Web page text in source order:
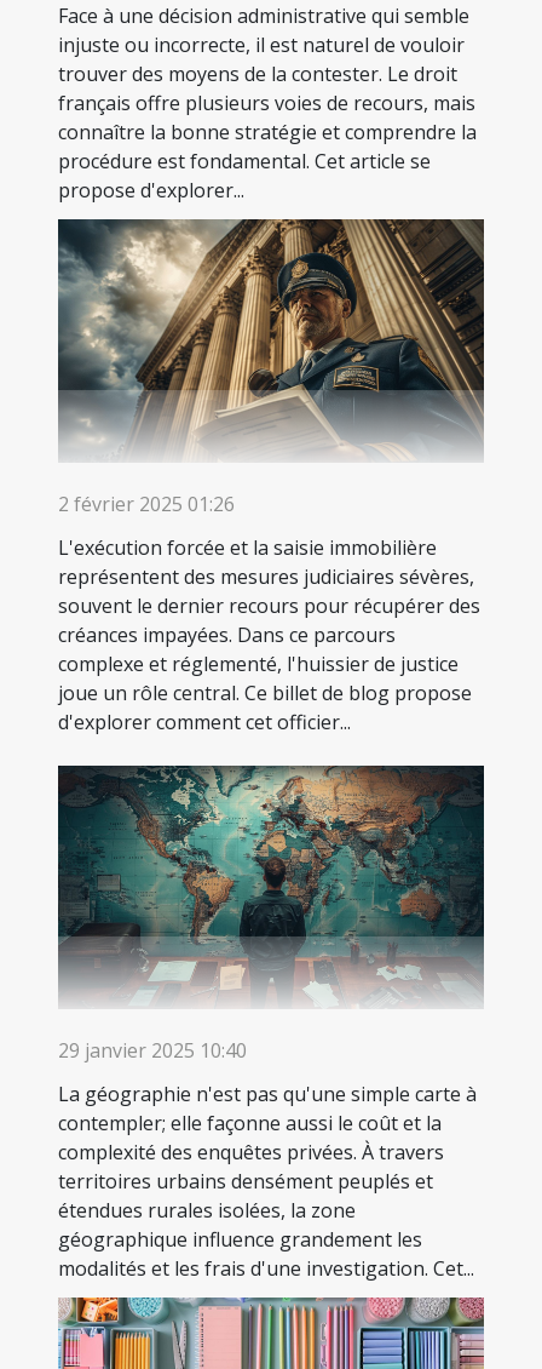
Face à une décision administrative qui semble
injuste ou incorrecte, il est naturel de vouloir
trouver des moyens de la contester. Le droit
français offre plusieurs voies de recours, mais
connaître la bonne stratégie et comprendre la
procédure est fondamental. Cet article se
propose d'explorer...
2 février 2025 01:26
L'exécution forcée et la saisie immobilière
représentent des mesures judiciaires sévères,
souvent le dernier recours pour récupérer des
créances impayées. Dans ce parcours
complexe et réglementé, l'huissier de justice
joue un rôle central. Ce billet de blog propose
d'explorer comment cet officier...
29 janvier 2025 10:40
La géographie n'est pas qu'une simple carte à
contempler; elle façonne aussi le coût et la
complexité des enquêtes privées. À travers
territoires urbains densément peuplés et
étendues rurales isolées, la zone
géographique influence grandement les
modalités et les frais d'une investigation. Cet...